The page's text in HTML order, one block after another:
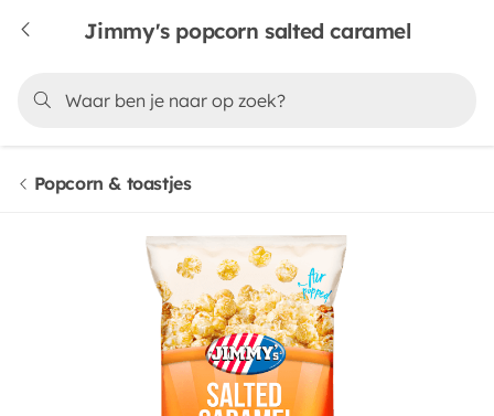
Jimmy's popcorn salted caramel
Popcorn & toastjes